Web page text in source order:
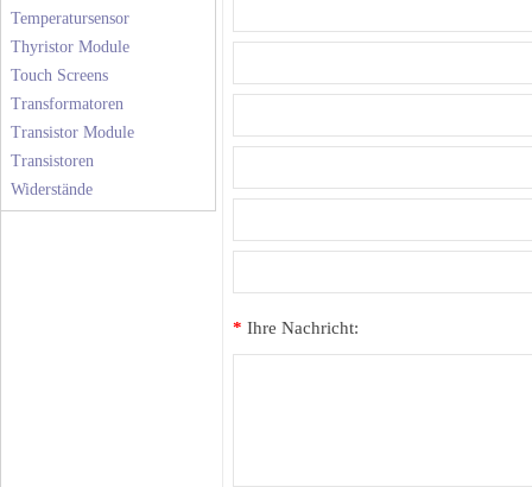
Temperatursensor
Thyristor Module
Touch Screens
Transformatoren
Transistor Module
Transistoren
Widerstände
* Ihre Nachricht: